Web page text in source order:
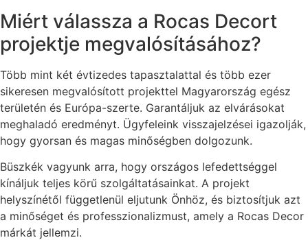
Miért válassza a Rocas Decort
projektje megvalósításához?
Több mint két évtizedes tapasztalattal és több ezer
sikeresen megvalósított projekttel Magyarország egész
területén és Európa-szerte. Garantáljuk az elvárásokat
meghaladó eredményt. Ügyfeleink visszajelzései igazolják,
hogy gyorsan és magas minőségben dolgozunk.
Büszkék vagyunk arra, hogy országos lefedettséggel
kínáljuk teljes körű szolgáltatásainkat. A projekt
helyszínétől függetlenül eljutunk Önhöz, és biztosítjuk azt
a minőséget és professzionalizmust, amely a Rocas Decor
márkát jellemzi.